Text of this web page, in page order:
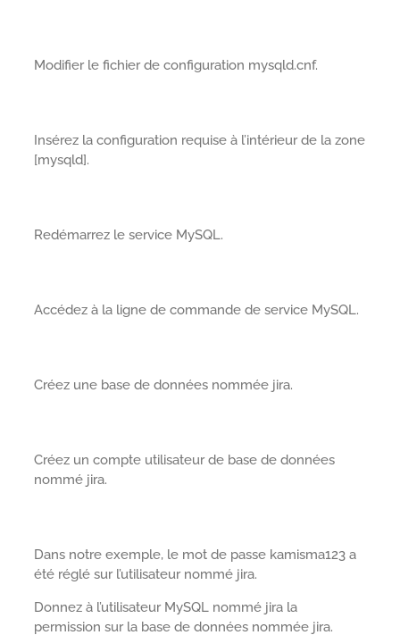
Modifier le fichier de configuration mysqld.cnf.
Insérez la configuration requise à l’intérieur de la zone
[mysqld].
Redémarrez le service MySQL.
Accédez à la ligne de commande de service MySQL.
Créez une base de données nommée jira.
Créez un compte utilisateur de base de données
nommé jira.
Dans notre exemple, le mot de passe kamisma123 a
été réglé sur l’utilisateur nommé jira.
Donnez à l’utilisateur MySQL nommé jira la
permission sur la base de données nommée jira.